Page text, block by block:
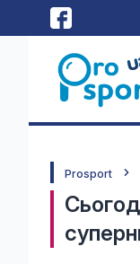
Prosport